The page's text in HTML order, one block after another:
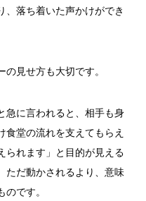
、落ち着いた声かけができ
見せ方も大切です。
急に言われると、相手も身
食堂の流れを支えてもらえ
られます」と目的が見える
ただ動かされるより、意味
です。